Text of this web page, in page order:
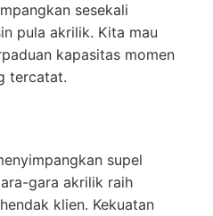
sesekali
pula akrilik. Kita mau
kapasitas momen
tercatat.
supel
gara akrilik raih
klien. Kekuatan